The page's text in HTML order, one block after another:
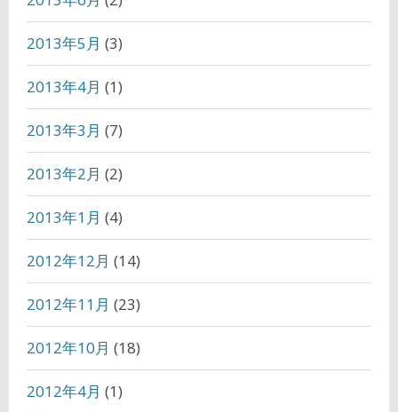
2013年5月 (3)
2013年4月 (1)
2013年3月 (7)
2013年2月 (2)
2013年1月 (4)
2012年12月 (14)
2012年11月 (23)
2012年10月 (18)
2012年4月 (1)